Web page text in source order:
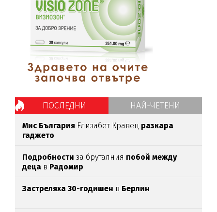
ПОСЛЕДНИ НАЙ-ЧЕТЕНИ
Мис България Елизабет Кравец разкара
гаджето
Подробностиза бруталния побой между
деца в Радомир
Застреляха 30-годишен в Берлин